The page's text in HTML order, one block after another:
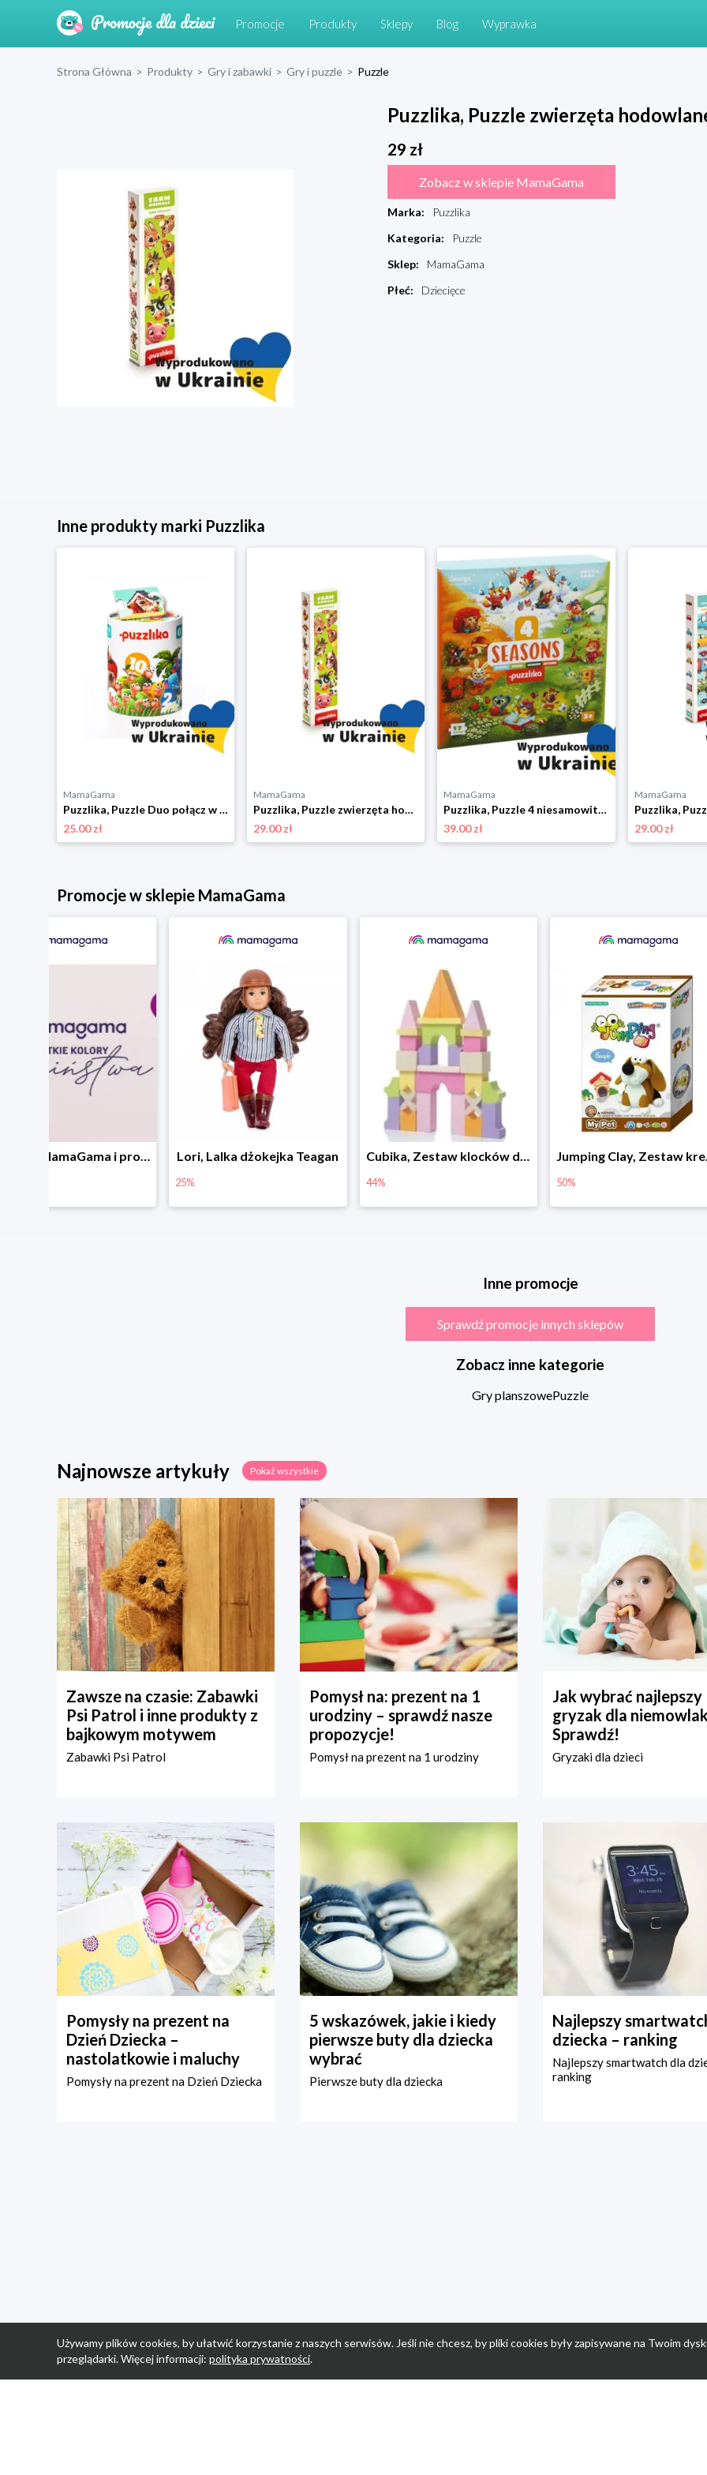
Promocje Produkty Sklepy Blog Wyprawka
Strona Główna > Produkty > Gry i zabawki > Gry i puzzle > Puzzle
Puzzlika, Puzzle zwierzęta
29 zł
Zobacz w sklepie MamaGama
Marka:
Puzzlika
Kategoria:
Puzzle
Sklep:
MamaGama
Płeć: Dziecięce
Inne produkty marki Puzzlika
MamaGama
Puzzlika, Puzzle Duo połącz w pary - Nauka liczenia
25.00 zł
MamaGama
Puzzlika, Puzzle zwierzęta hodowlane 8w1
29.00 zł
MamaGama
Puzzlika, Puzzle 4 niesamowite pory roku
39.00 zł
MamaGama
Puzzlika,
29.00 zł
Promocje w sklepie MamaGama
Lori, Lalka dżokejka Teagan Cubika, Zestaw klocków drewnianych 28 elem. Jumping Clay, Zestaw kreatywny piesek - Beagle
Inne promocje
Sprawdź promocje innych sklepów
Zobacz inne kategorie
Gry planszowePuzzle
Najnowsze artykuły Pokaż wszystkie
Zawsze na czasie: Zabawki
Psi Patrol i inne produkty z
bajkowym motywem
Zabawki Psi Patrol
Pomysł na: prezent na 1
urodziny – sprawdź nasze
propozycje!
Pomysł na prezent na 1 urodziny
Jak wybrać najlepszy
gryzak dla
Sprawdź!
Gryzaki dla dzieci
Pomysły na prezent na
Dzień Dziecka –
nastolatkowie i maluchy
Pomysły na prezent na Dzień Dziecka
5 wskazówek, jakie i kiedy
pierwsze buty dla dziecka
wybrać
Pierwsze buty dla dziecka
Najlepszy
dziecka – ranking
Najlepszy smartwatch dla
ranking
Używamy plików cookies, by ułatwić korzystanie z naszych serwisów. Jeśli nie chcesz, by pliki cookies były zapisywane na Twoim
przeglądarki. Więcej informacji: polityka prywatności.